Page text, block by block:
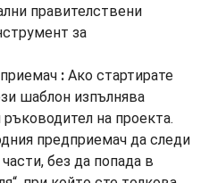
правителствени
за
: Ако стартирате
шаблон изпълнява
на проекта.
предприемач да следи
без да попада в